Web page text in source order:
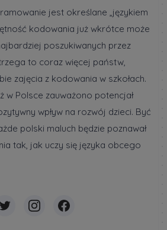
jest określane „językiem
kodowania już wkrótce może
poszukiwanych przez
to coraz więcej państw,
zajęcia z kodowania w szkołach.
w Polsce zauważono potencjał
wpływ na rozwój dzieci. Być
polski maluch będzie poznawał
tak, jak uczy się języka obcego